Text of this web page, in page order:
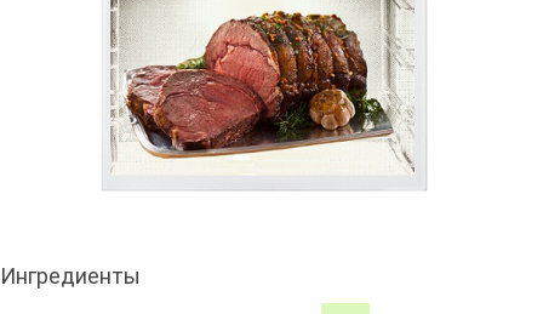
Ингредиенты